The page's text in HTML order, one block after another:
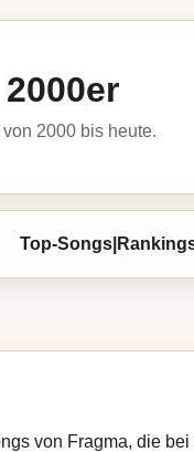
2000 bis heute.
Top-
von Fragma, die